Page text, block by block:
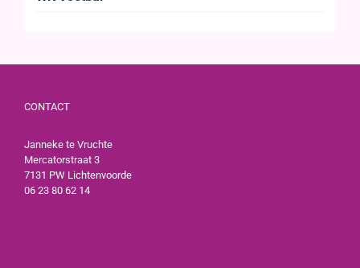
CONTACT
Janneke te Vruchte
Mercatorstraat 3
7131 PW Lichtenvoorde
06 23 80 62 14